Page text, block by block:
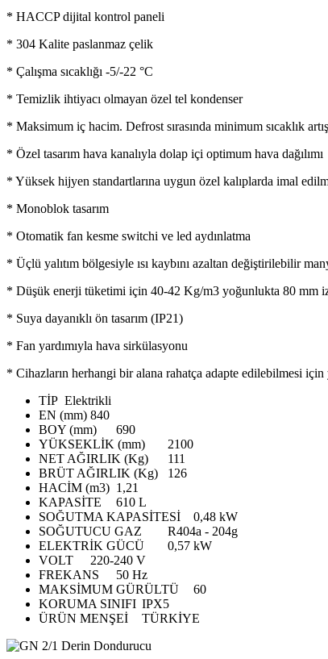
* HACCP dijital kontrol paneli
* 304 Kalite paslanmaz çelik
* Çalışma sıcaklığı -5/-22 °C
* Temizlik ihtiyacı olmayan özel tel kondenser
* Maksimum iç hacim. Defrost sırasında minimum sıcaklık
* Özel tasarım hava kanalıyla dolap içi optimum hava dağılımı
* Yüksek hijyen standartlarına uygun özel kalıplarda imal
* Monoblok tasarım
* Otomatik fan kesme switchi ve led aydınlatma
* Üçlü yalıtım bölgesiyle ısı kaybını azaltan değiştirilebilir
* Düşük enerji tüketimi için 40-42 Kg/m3 yoğunlukta 80 mm
* Suya dayanıklı ön tasarım (IP21)
* Fan yardımıyla hava sirkülasyonu
* Cihazların herhangi bir alana rahatça adapte edilebilmesi
TİP Elektrikli
EN (mm) 840
BOY (mm)
690
YÜKSEKLİK (mm)
2100
NET AĞIRLIK (Kg)
111
BRÜT AĞIRLIK (Kg)
126
HACİM (m3) 1,21
KAPASİTE
610 L
SOĞUTMA KAPASİTESİ
0,48 kW
SOĞUTUCU GAZ
R404a - 204g
ELEKTRİK GÜCÜ
0,57 kW
VOLT
220-240 V
FREKANS
50 Hz
MAKSİMUM GÜRÜLTÜ
60
KORUMA SINIFI IPX5
ÜRÜN MENŞEİ
TÜRKİYE